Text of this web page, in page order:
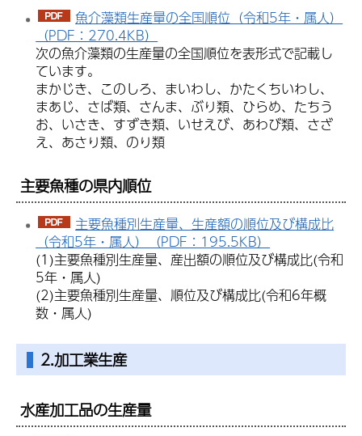
魚介藻類生産量の全国順位（令和5年・属人）
（PDF：270.4KB）
次の魚介藻類の生産量の全国順位を表形式で記載し
ています。
まかじき、このしろ、まいわし、かたくちいわし、
まあじ、さば類、さんま、ぶり類、ひらめ、たちう
お、いさき、すずき類、いせえび、あわび類、さざ
え、あさり類、のり類
主要魚種の県内順位
主要魚種別生産量、生産額の順位及び構成比
（令和5年・属人）（PDF：195.5KB）
(1)主要魚種別生産量、産出額の順位及び構成比(令和
5年・属人)
(2)主要魚種別生産量、順位及び構成比(令和6年概
数・属人)
2.加工業生産
水産加工品の生産量